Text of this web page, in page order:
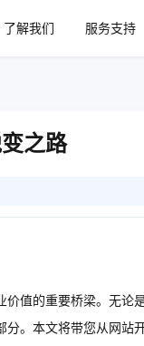
了解我们 服务支持
之路
值的重要桥梁。无论
。本文将带您从网站